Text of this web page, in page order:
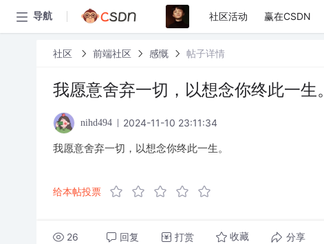
导航 社区活动 赢在CSDN
社区 前端社区 感慨 帖子详情
我愿意舍弃一切，以想念你终此一生。
nihd494 2024-11-10 23:11:34
我愿意舍弃一切，以想念你终此一生。
给本帖投票
26 回复 打赏 收藏 分享